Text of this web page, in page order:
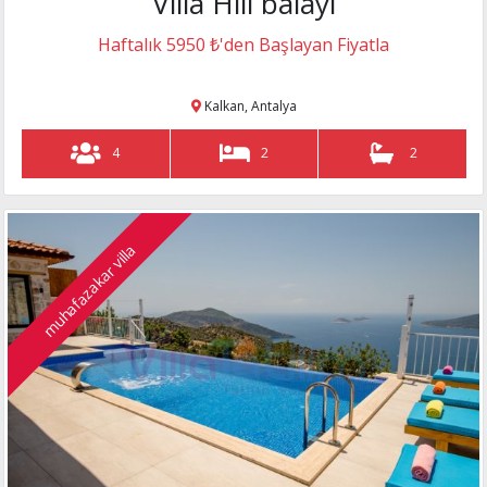
Haftalık 5950 ₺'den Başlayan Fiyatla
Kalkan, Antalya
4 2 2
muhafazakar villa